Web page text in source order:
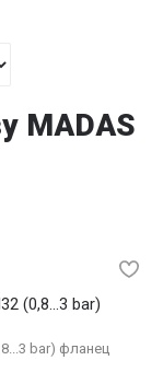
MADAS
bar) фланец